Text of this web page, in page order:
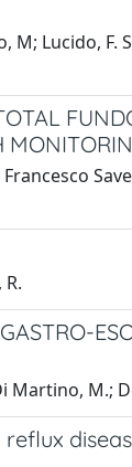
Lucido, F.
Francesco
Martino, M.;